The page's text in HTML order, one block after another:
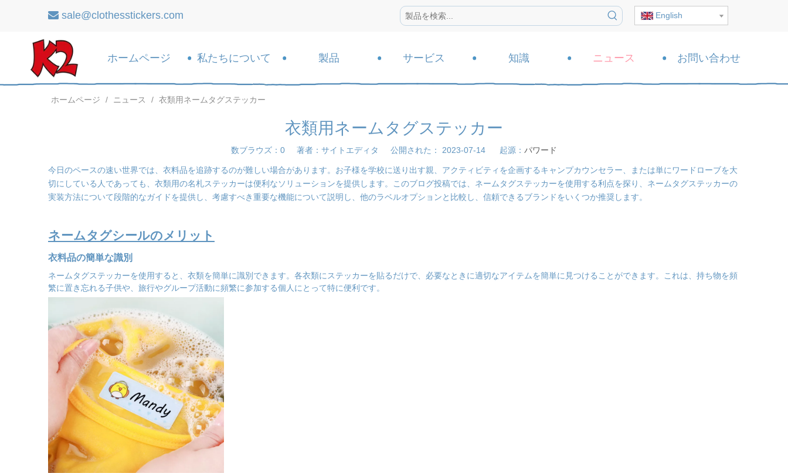
 sale@clothesstickers.com English
ホームページ 私たちについて 製品 サービス 知識 ニュース お問い合わせ
ホームページ / ニュース / 衣類用ネームタグステッカー
衣類用ネームタグステッカー
数ブラウズ： 0 著者：サイトエディタ 公開された： 2023-07-14 起源： パワード
今日のペースの速い世界では、衣料品を追跡するのが難しい場合があります。お子様を学校に送り出す親、アクティビティを企画するキャンプカウンセラー、または単にワードローブを大
切にしている人であっても、衣類用の名札ステッカーは便利なソリューションを提供します。このブログ投稿では、ネームタグステッカーを使用する利点を探り、ネームタグステッカーの
実装方法について段階的なガイドを提供し、考慮すべき重要な機能について説明し、他のラベルオプションと比較し、信頼できるブランドをいくつか推奨します。
ネームタグシールのメリット
衣料品の簡単な識別
ネームタグステッカーを使用すると、衣類を簡単に識別できます。各衣類にステッカーを貼るだけで、必要なときに適切なアイテムを簡単に見つけることができます。これは、持ち物を頻
繁に置き忘れる子供や、旅行やグループ活動に頻繁に参加する個人にとって特に便利です。